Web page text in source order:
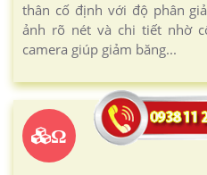
thân cố định với độ phân
ảnh rõ nét và chi tiết nhờ
camera giúp giảm băng...
Ω